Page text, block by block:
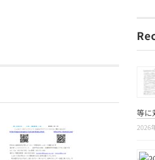
等に
2026